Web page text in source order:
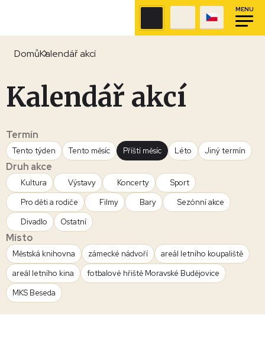
MENU
DomůKalendář akcí
Kalendář akcí
Termín
Tento týden Tento měsíc Příští měsíc Léto Jiný termín
Druh akce
Kultura Výstavy Koncerty
Sport
Pro děti a rodiče
Filmy Bary
Sezónní akce
Divadlo
Ostatní
Místo
Městská knihovna zámecké nádvoří
areál letního koupaliště
areál letního kina
fotbalové hřiště Moravské Budějovice
MKS Beseda